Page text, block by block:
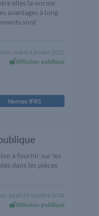
elles la norme
avantages à long
sont
: mardi 4 janvier 2022
diffusion publique
Normes IFRS
à fournir sur les
dans les pièces
: lundi 29 octobre 2018
diffusion publique